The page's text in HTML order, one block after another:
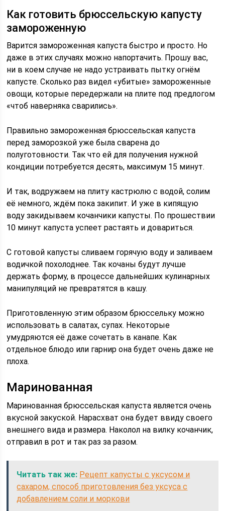
Как готовить брюссельскую капусту
замороженную
Варится замороженная капуста быстро и просто. Но
даже в этих случаях можно напортачить. Прошу вас,
ни в коем случае не надо устраивать пытку огнём
капусте. Сколько раз видел «убитые» замороженные
овощи, которые передержали на плите под предлогом
«чтоб наверняка сварились».
Правильно замороженная брюссельская капуста
перед заморозкой уже была сварена до
полуготовности. Так что ей для получения нужной
кондиции потребуется десять, максимум 15 минут.
И так, водружаем на плиту кастрюлю с водой, солим
её немного, ждём пока закипит. И уже в кипящую
воду закидываем кочанчики капусты. По прошествии
10 минут капуста успеет растаять и довариться.
С готовой капусты сливаем горячую воду и заливаем
водичкой похолоднее. Так кочаны будут лучше
держать форму, в процессе дальнейших кулинарных
манипуляций не превратятся в кашу.
Приготовленную этим образом брюссельку можно
использовать в салатах, супах. Некоторые
умудряются её даже сочетать в канапе. Как
отдельное блюдо или гарнир она будет очень даже не
плоха.
Маринованная
Маринованная брюссельская капуста является очень
вкусной закуской. Нарасхват она будет ввиду своего
внешнего вида и размера. Наколол на вилку кочанчик,
отправил в рот и так раз за разом.
Читать так же: Рецепт капусты с уксусом и
сахаром, способ приготовления без уксуса с
добавлением соли и моркови